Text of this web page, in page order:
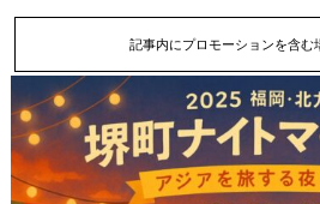
記事内にプロモーションを含む